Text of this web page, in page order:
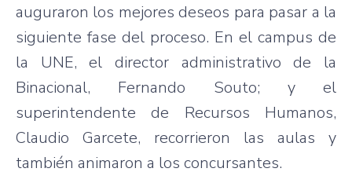
auguraron los mejores deseos para pasar a la
siguiente fase del proceso. En el campus de
la UNE, el director administrativo de la
Binacional, Fernando Souto; y el
superintendente de Recursos Humanos,
Claudio Garcete, recorrieron las aulas y
también animaron a los concursantes.